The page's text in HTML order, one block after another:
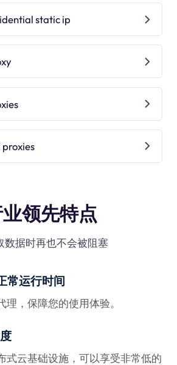
static ip
proxies
领先特点
数据时再也不会被阻塞
常运行时间
理，保障您的使用体验。
式云基础设施，可以享受非常低的